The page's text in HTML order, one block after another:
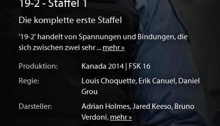
Die komplette erste Staffel
'19-2' handelt von Spannungen und Bindungen, die
sich zwischen zwei sehr ... mehr »
Produktion:
Kanada 2014 | FSK 16
Regie:
Louis Choquette, Erik Canuel, Daniel
Grou
Darsteller:
Adrian Holmes,Jared Keeso, Bruno
Verdoni, mehr »